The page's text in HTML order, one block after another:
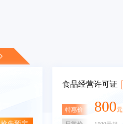
食品经营许可证
特惠价 800